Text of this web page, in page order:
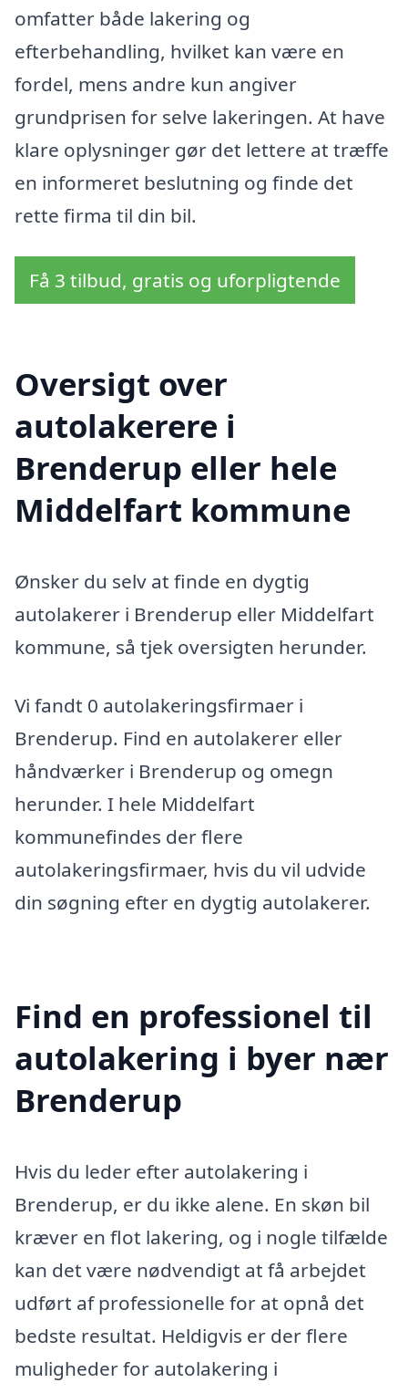
omfatter både lakering og
efterbehandling, hvilket kan være en
fordel, mens andre kun angiver
grundprisen for selve lakeringen. At have
klare oplysninger gør det lettere at træffe
en informeret beslutning og finde det
rette firma til din bil.
Få 3 tilbud, gratis og uforpligtende
Oversigt over
autolakerere i
Brenderup eller hele
Middelfart kommune
Ønsker du selv at finde en dygtig
autolakerer i Brenderup eller Middelfart
kommune, så tjek oversigten herunder.
Vi fandt 0 autolakeringsfirmaer i
Brenderup. Find en autolakerer eller
håndværker i Brenderup og omegn
herunder. I hele Middelfart
kommunefindes der flere
autolakeringsfirmaer, hvis du vil udvide
din søgning efter en dygtig autolakerer.
Find en professionel til
autolakering i byer nær
Brenderup
Hvis du leder efter autolakering i
Brenderup, er du ikke alene. En skøn bil
kræver en flot lakering, og i nogle tilfælde
kan det være nødvendigt at få arbejdet
udført af professionelle for at opnå det
bedste resultat. Heldigvis er der flere
muligheder for autolakering i